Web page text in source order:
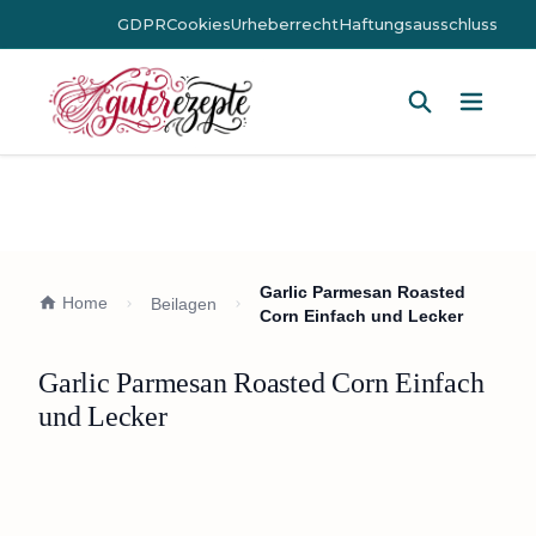
GDPRCookiesUrheberrechtHaftungsausschluss
Home Beilagen
Garlic Parmesan Roasted
Corn Einfach und Lecker
Garlic Parmesan Roasted Corn Einfach
und Lecker